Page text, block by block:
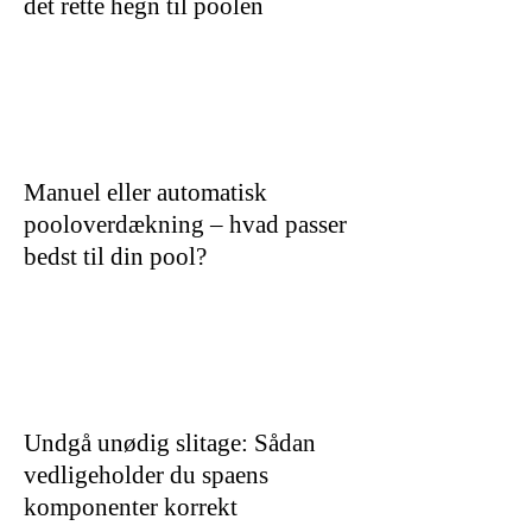
det rette hegn til poolen
Manuel eller automatisk
pooloverdækning – hvad passer
bedst til din pool?
Undgå unødig slitage: Sådan
vedligeholder du spaens
komponenter korrekt